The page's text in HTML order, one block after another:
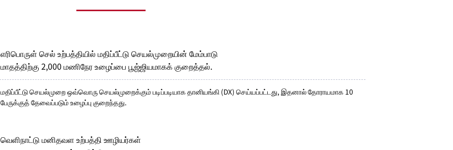
எரிபொருள் செல் உற்பத்தியில் மதிப்பீட்டு செயல்முறையின் மேம்பாடு
மாதத்திற்கு 2,000 மணிநேர உழைப்பை பூஜ்ஜியமாகக் குறைத்தல்.
மதிப்பீட்டு செயல்முறை ஒவ்வொரு செயல்முறைக்கும் படிப்படியாக தானியங்கி (DX) செய்யப்பட்டது, இதனால் தோராயமாக 10
பேருக்குத் தேவைப்படும் உழைப்பு குறைந்தது.
வெளிநாட்டு மனிதவள உற்பத்தி ஊழியர்கள்